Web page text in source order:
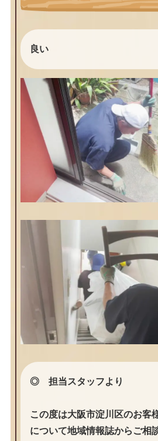
良い
◎ 担当スタッフより
この度は大阪市淀川区のお客
について地域情報誌からご相